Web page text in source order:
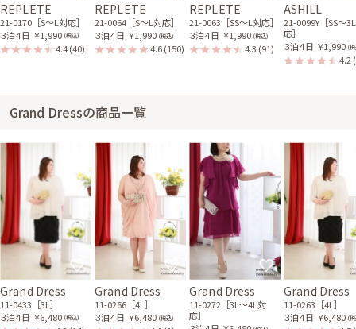
REPLETE
21-0170［S〜L対応］
３泊４日 ￥1,990 (税込)
4.4(40)
REPLETE
21-0064［S〜L対応］
３泊４日 ￥1,990 (税込)
4.6(150)
REPLETE
21-0063［SS〜L対応］
３泊４日 ￥1,990 (税込)
4.3 (91)
ASHILL
21-0099Y［SS〜
応］
３泊４日 ￥1,990 (
4.2
Grand Dressの商品一覧
Grand Dress
11-0433［3L］
３泊４日 ￥6,480 (税込)
Grand Dress
11-0266［4L］
３泊４日 ￥6,480 (税込)
Grand Dress
11-0272［3L〜4L対
応］
Grand Dress
11-0263［4L］
３泊４日 ￥6,480 (